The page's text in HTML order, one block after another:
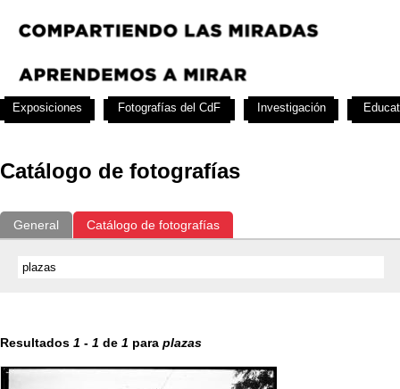
Catálogo de fotografías
General Catálogo de fotografías
Resultados 1 - 1 de 1 para plazas
Exposiciones Fotografías del CdF Investigación